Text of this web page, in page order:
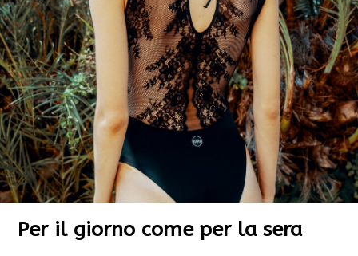
Per il giorno come per la sera